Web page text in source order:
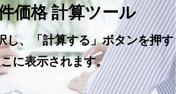
価格 計算ツール
し、「計算する」ボタンを押す
に表示されます。